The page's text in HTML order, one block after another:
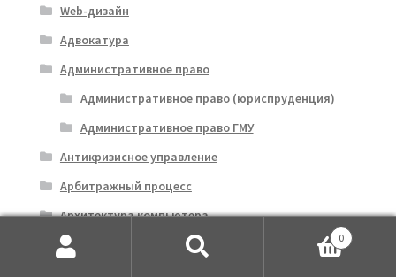
Web-дизайн
Адвокатура
Административное право
Административное право (юриспруденция)
Административное право ГМУ
Антикризисное управление
Арбитражный процесс
Архитектура компьютера
Аудит
0